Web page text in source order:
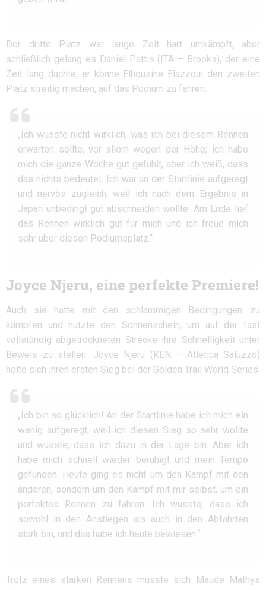
Der dritte Platz war lange Zeit hart umkämpft, aber
schließlich gelang es Daniel Pattis (ITA – Brooks), der eine
Zeit lang dachte, er könne Elhousine Elazzoui den zweiten
Platz streitig machen, auf das Podium zu fahren.
„Ich wusste nicht wirklich, was ich bei diesem Rennen
erwarten sollte, vor allem wegen der Höhe; ich habe
mich die ganze Woche gut gefühlt, aber ich weiß, dass
das nichts bedeutet. Ich war an der Startlinie aufgeregt
und nervös zugleich, weil ich nach dem Ergebnis in
Japan unbedingt gut abschneiden wollte. Am Ende lief
das Rennen wirklich gut für mich und ich freue mich
sehr über diesen Podiumsplatz.“
Joyce Njeru, eine perfekte Premiere!
Auch sie hatte mit den schlammigen Bedingungen zu
kämpfen und nutzte den Sonnenschein, um auf der fast
vollständig abgetrockneten Strecke ihre Schnelligkeit unter
Beweis zu stellen. Joyce Njeru (KEN – Atletica Saluzzo)
holte sich ihren ersten Sieg bei der Golden Trail World Series.
„Ich bin so glücklich! An der Startlinie habe ich mich ein
wenig aufgeregt, weil ich diesen Sieg so sehr wollte
und wusste, dass ich dazu in der Lage bin. Aber ich
habe mich schnell wieder beruhigt und mein Tempo
gefunden. Heute ging es nicht um den Kampf mit den
anderen, sondern um den Kampf mit mir selbst, um ein
perfektes Rennen zu fahren. Ich wusste, dass ich
sowohl in den Anstiegen als auch in den Abfahrten
stark bin, und das habe ich heute bewiesen.“
Trotz eines starken Rennens musste sich Maude Mathys